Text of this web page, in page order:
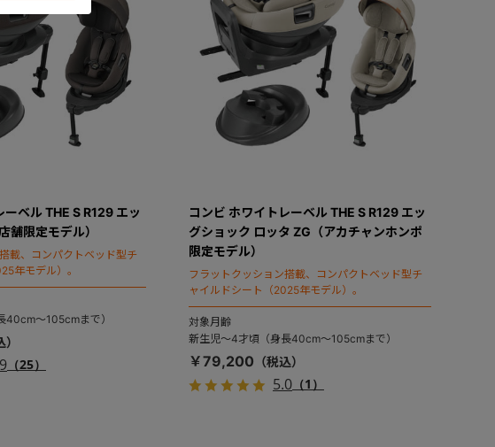
ベル THE S R129 エッ
舗限定モデル）
載、コンパクトベッド型チ
年モデル）。
40cm～105cmまで）
（25）
コンビ ホワイトレーベル THE S R129 エッ
グショック ロッタ ZG（アカチャンホンポ
限定モデル）
フラットクッション搭載、コンパクトベッド型チ
ャイルドシート（2025年モデル）。
対象月齢
新生児～4才頃（身長40cm～105cmまで）
￥79,200
5.0（1）